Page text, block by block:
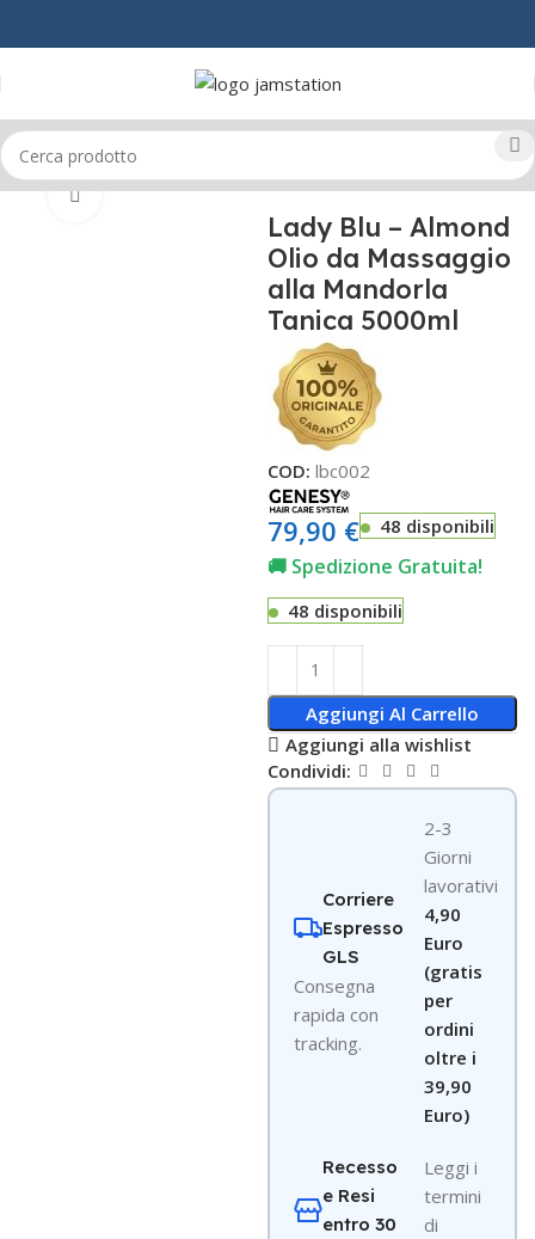
Home CORPO COSMETICA
Click to enlarge
Lady Blu – Almond
Olio da Massaggio
alla Mandorla
Tanica 5000ml
COD: lbc002
79,90 € 48 disponibili
🚚 Spedizione Gratuita!
48 disponibili
Aggiungi Al Carrello
Aggiungi alla wishlist
Condividi:
Corriere
Espresso
GLS
Consegna
rapida con
tracking.
2-3
Giorni
lavorativi
4,90
Euro
(gratis
per
ordini
oltre i
39,90
Euro)
Recesso
e Resi
entro 30
Leggi i
termini
di